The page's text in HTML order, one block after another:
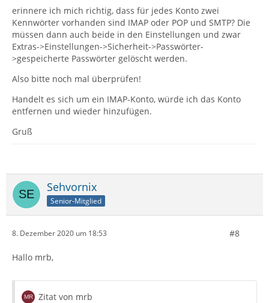
erinnere ich mich richtig, dass für jedes Konto zwei
Kennwörter vorhanden sind IMAP oder POP und SMTP? Die
müssen dann auch beide in den Einstellungen und zwar
Extras->Einstellungen->Sicherheit->Passwörter-
>gespeicherte Passwörter gelöscht werden.
Also bitte noch mal überprüfen!
Handelt es sich um ein IMAP-Konto, würde ich das Konto
entfernen und wieder hinzufügen.
Gruß
Sehvornix
Senior-Mitglied
8. Dezember 2020 um 18:53 #8
Hallo mrb,
Zitat von mrb